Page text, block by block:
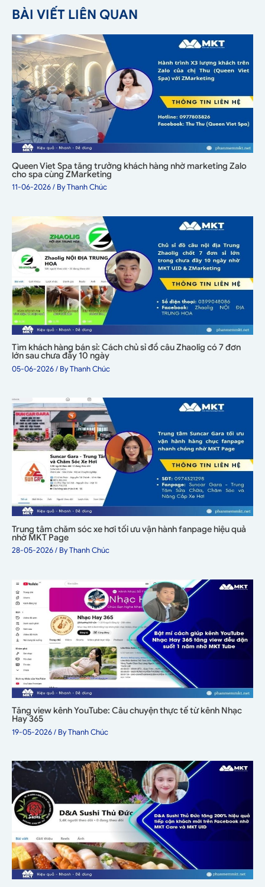
BÀI VIẾT LIÊN QUAN
Queen Viet Spa tăng trưởng khách hàng nhờ marketing Zalo
cho spa cùng ZMarketing
11-06-2026/ ByThanh Chúc
Tìm khách hàng bán sỉ: Cách chủ sỉ đồ câu Zhaolig có 7 đơn
lớn sau chưa đầy 10 ngày
05-06-2026/ ByThanh Chúc
Trung tâm chăm sóc xe hơi tối ưu vận hành fanpage hiệu quả
nhờ MKT Page
28-05-2026/ ByThanh Chúc
Tăng view kênh YouTube: Câu chuyện thực tế từ kênh Nhạc
Hay 365
19-05-2026/ ByThanh Chúc